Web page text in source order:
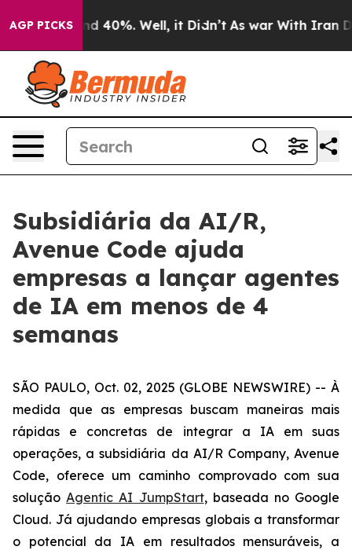
AGP PICKS
Around 40%. Well, it Didn’t As war With Iran
Subsidiária da AI/R,
Avenue Code ajuda
empresas a lançar agentes
de IA em menos de 4
semanas
SÃO PAULO, Oct. 02, 2025 (GLOBE NEWSWIRE) -- À
medida que as empresas buscam maneiras mais
rápidas e concretas de integrar a IA em suas
operações, a subsidiária da AI/R Company, Avenue
Code, oferece um caminho comprovado com sua
soluçãoAgentic AI JumpStart, baseada no Google
Cloud. Já ajudando empresas globais a transformar
o potencial da IA em resultados mensuráveis, a